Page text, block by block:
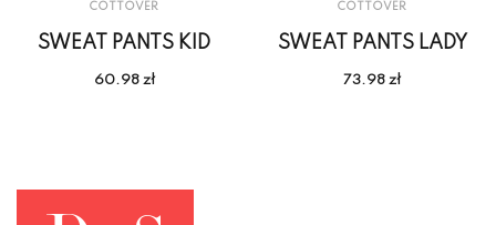
COTTOVER
SWEAT PANTS KID
60.98 zł
COTTOVER
SWEAT PANTS LADY
73.98 zł